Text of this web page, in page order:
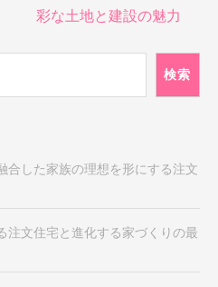
彩な土地と建設の魅力
検索
合した家族の理想を形にする注文
注文住宅と進化する家づくりの最